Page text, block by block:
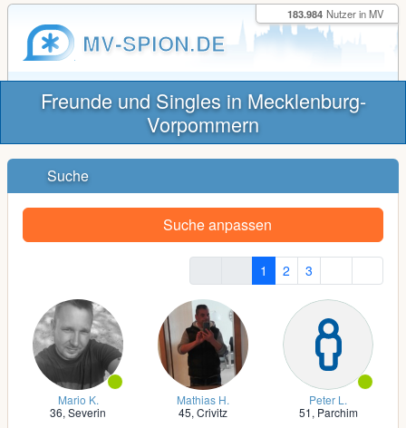
MV-SPION.DE
183.984 Nutzer in MV
Freunde und Singles in Mecklenburg-
Vorpommern
Suche
Suche anpassen
1 2 3
Mario K.
36, Severin
Mathias H.
45, Crivitz
Peter L.
51, Parchim